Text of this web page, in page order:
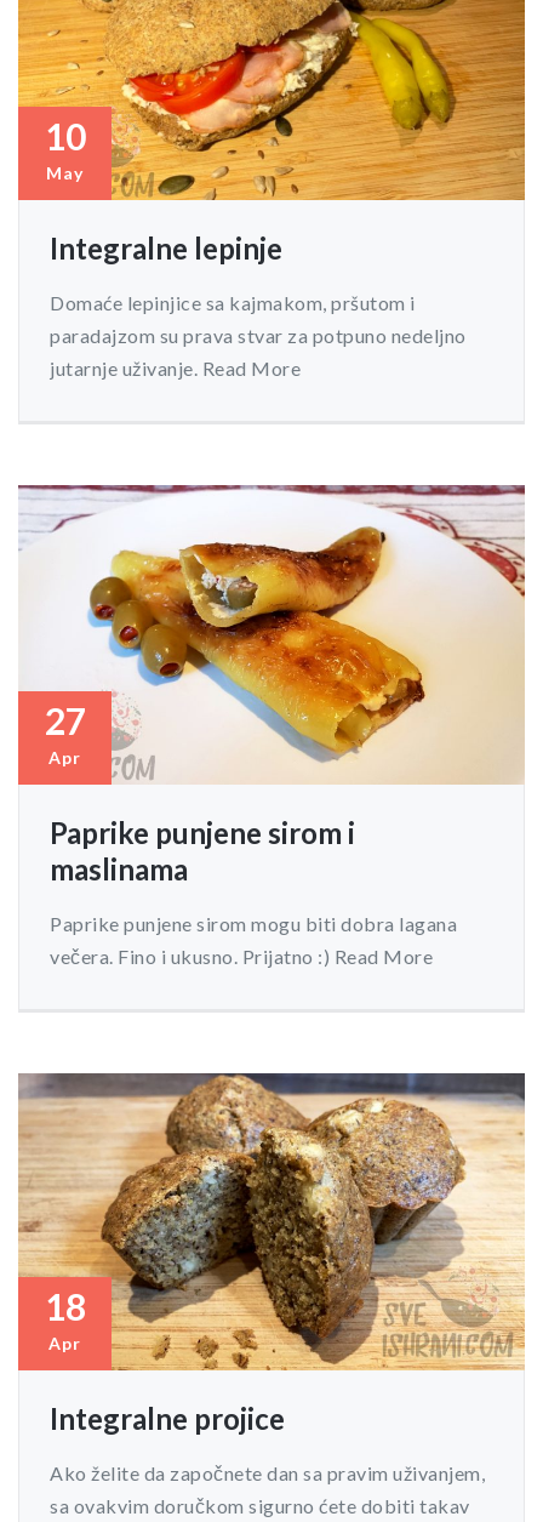
10
May
Integralne lepinje
Domaće lepinjice sa kajmakom, pršutom i
paradajzom su prava stvar za potpuno nedeljno
jutarnje uživanje. Read More
27
Apr
Paprike punjene sirom i
maslinama
Paprike punjene sirom mogu biti dobra lagana
večera. Fino i ukusno. Prijatno :) Read More
18
Apr
Integralne projice
Ako želite da započnete dan sa pravim uživanjem,
sa ovakvim doručkom sigurno ćete dobiti takav